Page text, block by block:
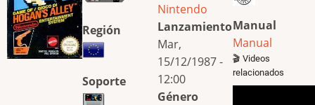
Región
Soporte
Nintendo
Lanzamiento
Mar,
15/12/1987 -
12:00
Género
Manual
Manual
🎬 Videos
relacionados